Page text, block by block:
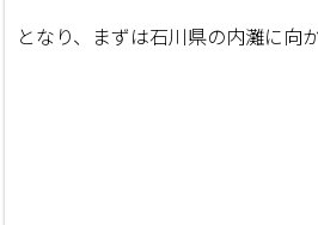
となり、まずは石川県の内灘に向